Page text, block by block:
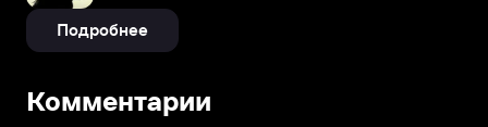
Подробнее
Комментарии